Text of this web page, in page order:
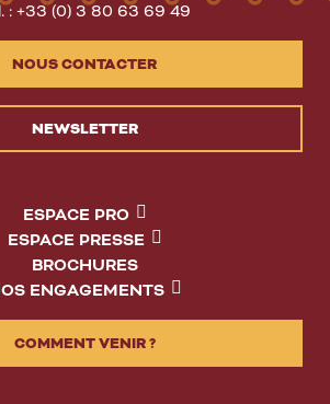
: +33 (0) 3 80 63 69 49
NOUS CONTACTER
NEWSLETTER
ESPACE PRO
ESPACE PRESSE
BROCHURES
ENGAGEMENTS
COMMENT VENIR ?